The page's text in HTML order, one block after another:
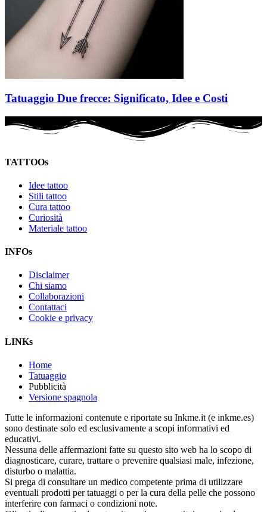
Tatuaggio Due frecce: Significato, Idee e Costi
TATTOOs
Idee tattoo
Stili tattoo
Cura tattoo
Curiosità
Materiale tattoo
INFOs
Disclaimer
Chi siamo
Collaborazioni
Contattaci
Cookie e privacy
LINKs
Home
Tatuaggio
Pubblicità
Versione spagnola
Tutte le informazioni contenute e riportate su Inkme.it (e inkme.es)
sono destinate solo ed esclusivamente a scopi informativi ed
educativi.
Nessuna delle affermazioni fatte su questo sito web ha lo scopo di
diagnosticare, curare, trattare o prevenire qualsiasi male, infezione,
disturbo o malattia.
Si prega di consultare un medico competente prima di utilizzare
eventuali prodotti per tatuaggi o per la cura della pelle che possono
interferire con farmaci o condizioni note.